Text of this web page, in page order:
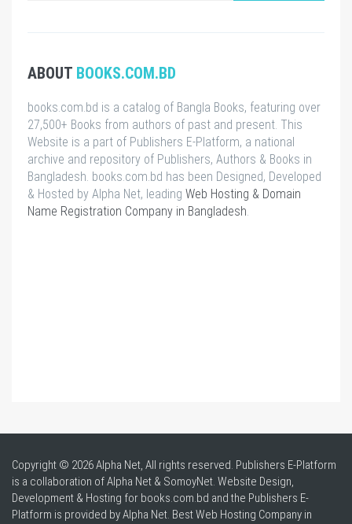
ABOUT BOOKS.COM.BD
books.com.bd is a catalog of Bangla Books, featuring over
27,500+ Books from authors of past and present. This
Website is a part of Publishers E-Platform, a national
archive and repository of Publishers, Authors & Books in
Bangladesh. books.com.bd has been Designed, Developed
& Hosted by Alpha Net, leading Web Hosting & Domain
Name Registration Company in Bangladesh
Copyright © 2026 Alpha Net, All rights reserved. Publishers E-Platform
is a collaboration of Alpha Net & SomoyNet. Website Design,
Development & Hosting for books.com.bd and the Publishers E-
Platform is provided by Alpha Net. BestWeb Hosting Company in